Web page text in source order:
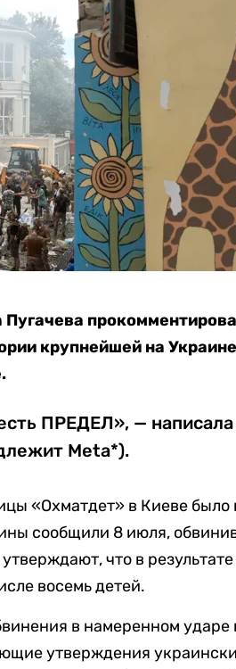
крупнейшей на
ПРЕДЕЛ», —
Meta*).
«Охматдет» в Киеве
сообщили 8 июля,
что в результате
восемь детей.
в намеренном
утверждения